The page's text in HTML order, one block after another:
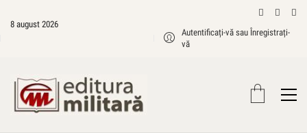
8 august 2026
Autentificați-vă sau Înregistrați-
vă